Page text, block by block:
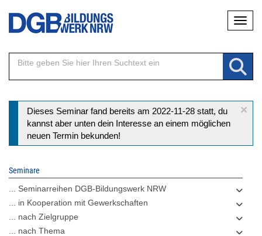
Direkt
Inhalt
×
Statusmeldung
Dieses Seminar fand bereits am 2022-11-28 statt, du
kannst aber unten dein Interesse an einem möglichen
neuen Termin bekunden!
Seminare
... Seminarreihen DGB-Bildungswerk NRW
... in Kooperation mit Gewerkschaften
... nach Zielgruppe
... nach Thema